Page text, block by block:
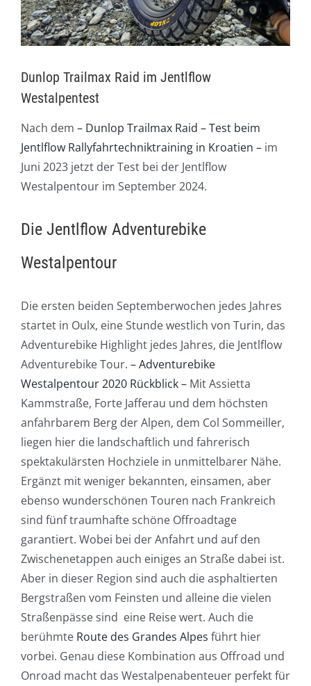
Dunlop Trailmax Raid im Jentlflow
Westalpentest
Nach dem – Dunlop Trailmax Raid – Test beim
Jentlflow Rallyfahrtechniktraining in Kroatien – im
Juni 2023 jetzt der Test bei der Jentlflow
Westalpentour im September 2024.
Die Jentlflow Adventurebike
Westalpentour
Die ersten beiden Septemberwochen jedes Jahres
startet in Oulx, eine Stunde westlich von Turin, das
Adventurebike Highlight jedes Jahres, die Jentlflow
Adventurebike Tour. – Adventurebike
Westalpentour 2020 Rückblick – Mit Assietta
Kammstraße, Forte Jafferau und dem höchsten
anfahrbarem Berg der Alpen, dem Col Sommeiller,
liegen hier die landschaftlich und fahrerisch
spektakulärsten Hochziele in unmittelbarer Nähe.
Ergänzt mit weniger bekannten, einsamen, aber
ebenso wunderschönen Touren nach Frankreich
sind fünf traumhafte schöne Offroadtage
garantiert. Wobei bei der Anfahrt und auf den
Zwischenetappen auch einiges an Straße dabei ist.
Aber in dieser Region sind auch die asphaltierten
Bergstraßen vom Feinsten und alleine die vielen
Straßenpässe sind eine Reise wert. Auch die
berühmte Route des Grandes Alpes führt hier
vorbei. Genau diese Kombination aus Offroad und
Onroad macht das Westalpenabenteuer perfekt für